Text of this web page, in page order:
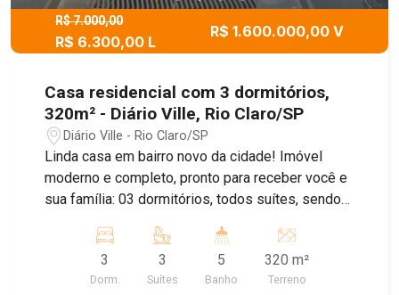
R$ 7.000,00
R$ 6.300,00 L
R$ 1.600.000,00 V
Casa residencial com 3 dormitórios,
320m² - Diário Ville, Rio Claro/SP
Diário Ville - Rio Claro/SP
Linda casa em bairro novo da cidade! Imóvel
moderno e completo, pronto para receber você e
sua família: 03 dormitórios, todos suítes, sendo
Banheiro social Sala de estar e jantar com móveis
planejados, jacuzzi e lavabo Cozinha integrada à
área gourmet, equipada com cooktop,
3
Dorm.
3
Suítes
5
Banho
320 m²
Terreno